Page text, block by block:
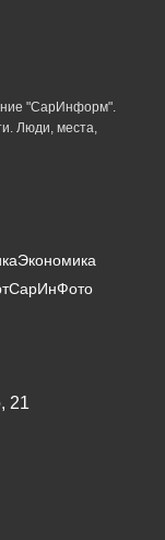
"СарИнформ".
Люди, места,
Экономика
СарИнФото
21